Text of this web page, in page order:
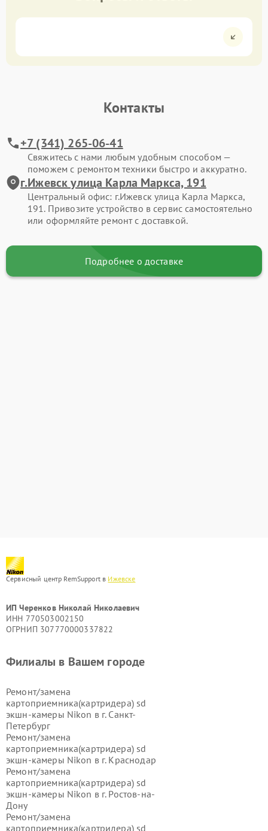
Контакты
+7 (341) 265-06-41
Свяжитесь с нами любым удобным способом —
поможем с ремонтом техники быстро и аккуратно.
г.Ижевск улица Карла Маркса, 191
Центральный офис: г.Ижевск улица Карла Маркса,
191. Привозите устройство в сервис самостоятельно
или оформляйте ремонт с доставкой.
Подробнее о доставке
Сервисный центр RemSupport в Ижевске
ИП Черенков Николай Николаевич
ИНН 770503002150
ОГРНИП 307770000337822
Филиалы в Вашем городе
Ремонт/замена
картоприемника(картридера) sd
экшн-камеры Nikon в г. Санкт-
Петербург
Ремонт/замена
картоприемника(картридера) sd
экшн-камеры Nikon в г. Краснодар
Ремонт/замена
картоприемника(картридера) sd
экшн-камеры Nikon в г. Ростов-на-
Дону
Ремонт/замена
картоприемника(картридера) sd